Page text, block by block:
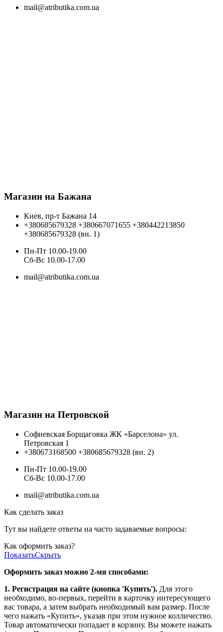
mail@atributika.com.ua
Магазин на Бажана
Киев, пр-т Бажана 14
+380685679328 +380667071655 +380442213850
+380685679328 (вн. 1)
Пн-Пт 10.00-19.00
Cб-Вс 10.00-17.00
mail@atributika.com.ua
Магазин на Петровской
Софиевская Борщаговка ЖК «Барселона» ул.
Петровская 1
+380673168500 +380685679328 (вн. 2)
Пн-Пт 10.00-19.00
Cб-Вс 10.00-17.00
mail@atributika.com.ua
Как сделать заказ
Тут вы найдете ответы на часто задаваемые вопросы:
Как оформить заказ?
ПоказатьСкрыть
Оформить заказ можно 2-мя способами:
1. Регистрация на сайте (кнопка 'Купить'). Для этого
необходимо, во-первых, перейти в карточку интересующего
вас товара, а затем выбрать необходимый вам размер. После
чего нажать «Купить», указав при этом нужное колличество.
Товар автоматически попадает в корзину. Вы можете нажать